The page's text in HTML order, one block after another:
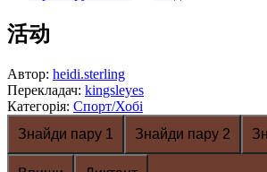
活动
Автор: heidi.sterling
Перекладач: kingsleyes
Категорія: Спорт/Хобі
Знайди пару 1
Знайди пару 2